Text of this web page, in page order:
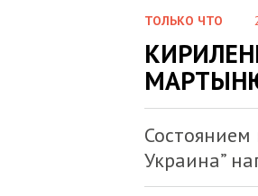
ТОЛЬКО ЧТО
Украина”